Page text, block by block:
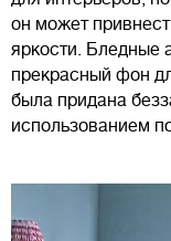
он может
яркости. Бледные
прекрасный фон
была придана
использованием